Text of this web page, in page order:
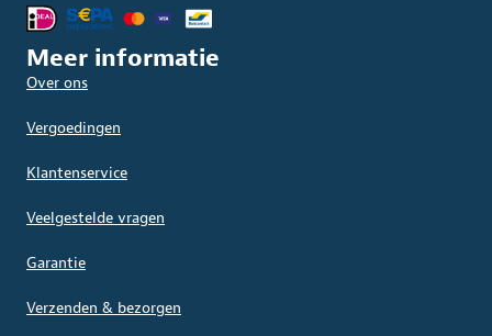
Meer informatie
Over ons
Vergoedingen
Klantenservice
Veelgestelde vragen
Garantie
Verzenden & bezorgen